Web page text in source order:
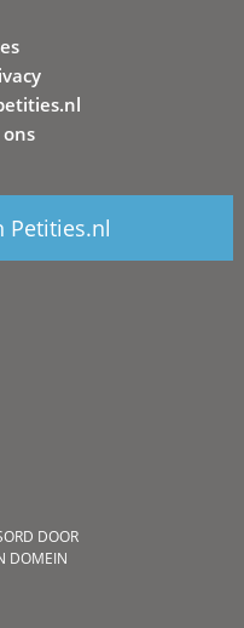
Petities.nl
DOOR
DOMEIN